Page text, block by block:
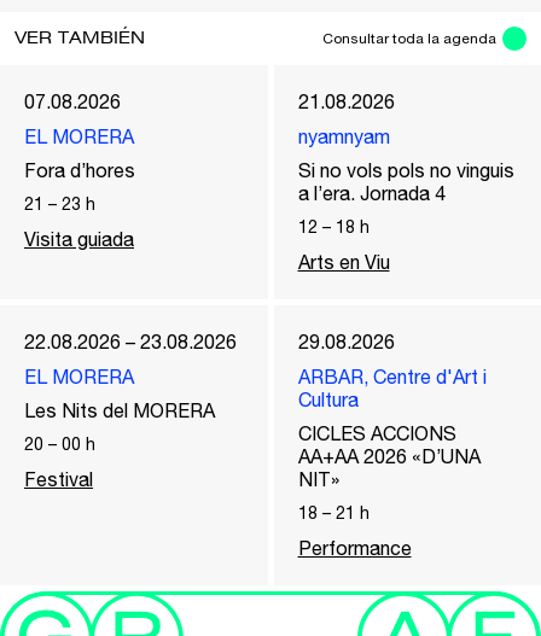
VER TAMBIÉN Consultar toda la agenda
07.08.2026
EL MORERA
Fora d’hores
21 – 23 h
Visita guiada
21.08.2026
nyamnyam
Si no vols pols no vinguis
a l’era. Jornada 4
12 – 18 h
Arts en Viu
22.08.2026 – 23.08.2026
EL MORERA
Les Nits del MORERA
20 – 00 h
Festival
29.08.2026
ARBAR, Centre d'Art i
Cultura
CICLES ACCIONS
AA+AA 2026 «D’UNA
NIT»
18 – 21 h
Performance